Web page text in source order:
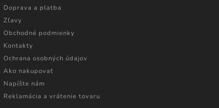
Doprava a platba
Zľavy
Obchodné podmienky
Kontakty
Ochrana osobných údajov
Ako nakupovať
Napíšte nám
Reklamácia a vrátenie tovaru